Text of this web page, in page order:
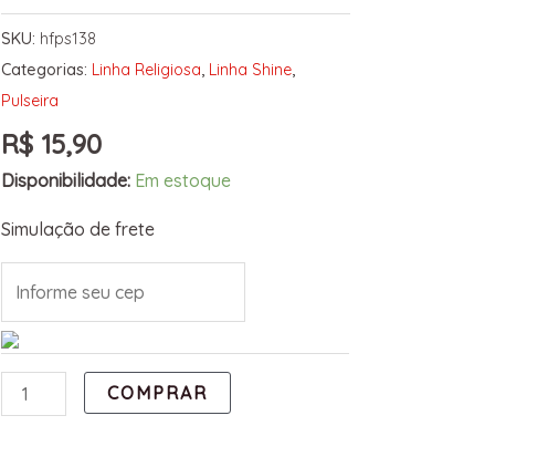
SKU: hfps138
Categorias: Linha Religiosa Linha Shine
Pulseira
R$ 15,90
Disponibilidade: Em estoque
Simulação de frete
COMPRAR